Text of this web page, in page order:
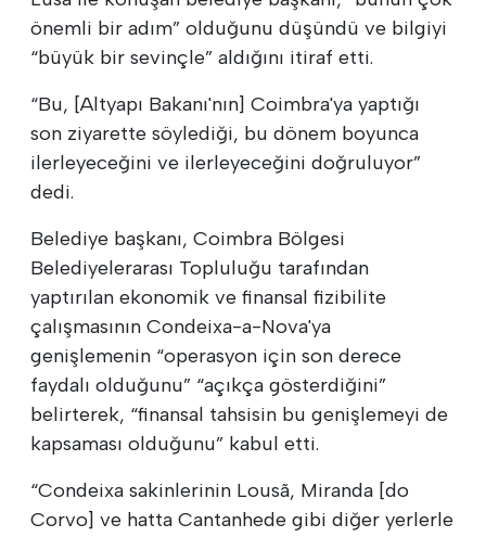
önemli bir adım” olduğunu düşündü ve bilgiyi
“büyük bir sevinçle” aldığını itiraf etti.
“Bu, [Altyapı Bakanı'nın] Coimbra'ya yaptığı
son ziyarette söylediği, bu dönem boyunca
ilerleyeceğini ve ilerleyeceğini doğruluyor”
dedi.
Belediye başkanı, Coimbra Bölgesi
Belediyelerarası Topluluğu tarafından
yaptırılan ekonomik ve finansal fizibilite
çalışmasının Condeixa-a-Nova'ya
genişlemenin “operasyon için son derece
faydalı olduğunu” “açıkça gösterdiğini”
belirterek, “finansal tahsisin bu genişlemeyi de
kapsaması olduğunu” kabul etti.
“Condeixa sakinlerinin Lousã, Miranda [do
Corvo] ve hatta Cantanhede gibi diğer yerlerle